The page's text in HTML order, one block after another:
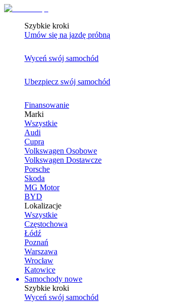
Szybkie kroki
Umów się na jazdę próbną
Wyceń swój samochód
Ubezpiecz swój samochód
Finansowanie
Marki
Wszystkie
Audi
Cupra
Volkswagen Osobowe
Volkswagen Dostawcze
Porsche
Skoda
MG Motor
BYD
Lokalizacje
Wszystkie
Częstochowa
Łódź
Poznań
Warszawa
Wrocław
Katowice
Samochody nowe
Szybkie kroki
Wyceń swój samochód